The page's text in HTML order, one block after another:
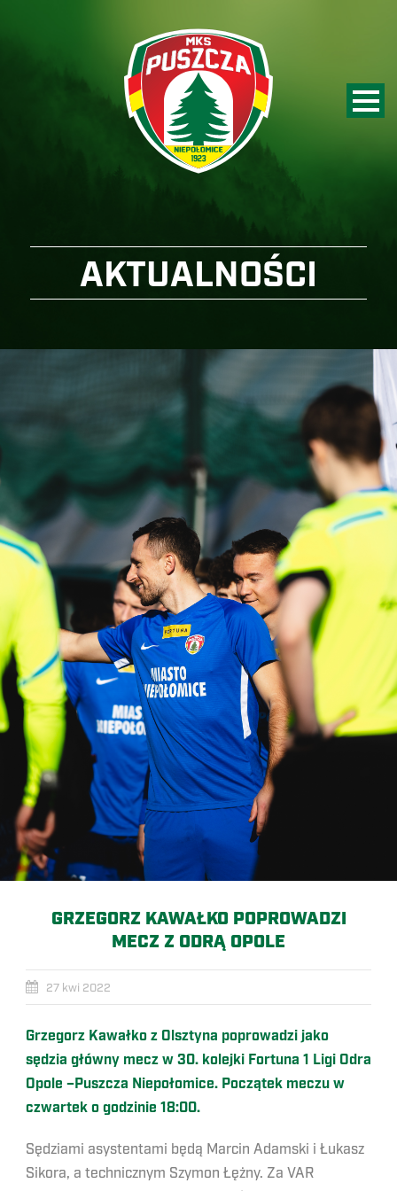
AKTUALNOŚCI
GRZEGORZ KAWAŁKO POPROWADZI
MECZ Z ODRĄ OPOLE
27 kwi 2022
Grzegorz Kawałko z Olsztyna poprowadzi jako
sędzia główny mecz w 30. kolejki Fortuna 1 Ligi Odra
Opole –Puszcza Niepołomice. Początek meczu w
czwartek o godzinie 18:00.
Sędziami asystentami będą Marcin Adamski i Łukasz
Sikora, a technicznym Szymon Łężny. Za VAR